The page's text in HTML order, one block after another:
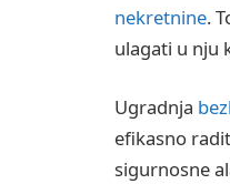
nekretnine.
ulagati u nju
Ugradnja
efikasno
sigurnosne